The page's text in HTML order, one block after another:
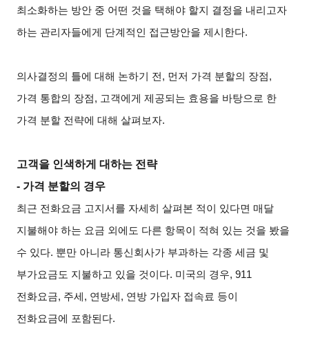
최소화하는 방안 중 어떤 것을 택해야 할지 결정을 내리고자
하는 관리자들에게 단계적인 접근방안을 제시한다.
의사결정의 틀에 대해 논하기 전 , 먼저 가격 분할의 장점,
가격 통합의 장점, 고객에게 제공되는 효용을 바탕으로 한
가격 분할 전략에 대해 살펴보자.
고객을 인색하게 대하는 전략
- 가격 분할의 경우
최근 전화요금 고지서를 자세히 살펴본 적이 있다면 매달
지불해야 하는 요금 외에도 다른 항목이 적혀 있는 것을 봤을
수 있다. 뿐만 아니라 통신회사가 부과하는 각종 세금 및
부가요금도 지불하고 있을 것이다. 미국의 경우, 911
전화요금, 주세 , 연방세 , 연방 가입자 접속료 등이
전화요금에 포함된다.